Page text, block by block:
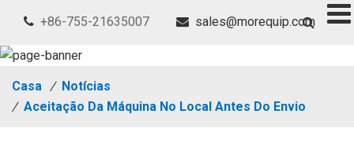
+86-755-21635007 sales@morequip.com
Casa / Notícias
/ Aceitação Da Máquina No Local Antes Do Envio